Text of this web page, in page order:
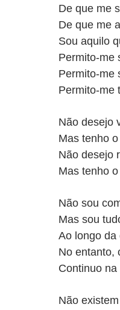
De que me
De que me
Sou aquilo
Permito-me
Permito-me
Permito-me
Não desejo
Mas tenho
Não desejo
Mas tenho
Não sou
Mas sou
Ao longo da
No entanto,
Continuo
Não